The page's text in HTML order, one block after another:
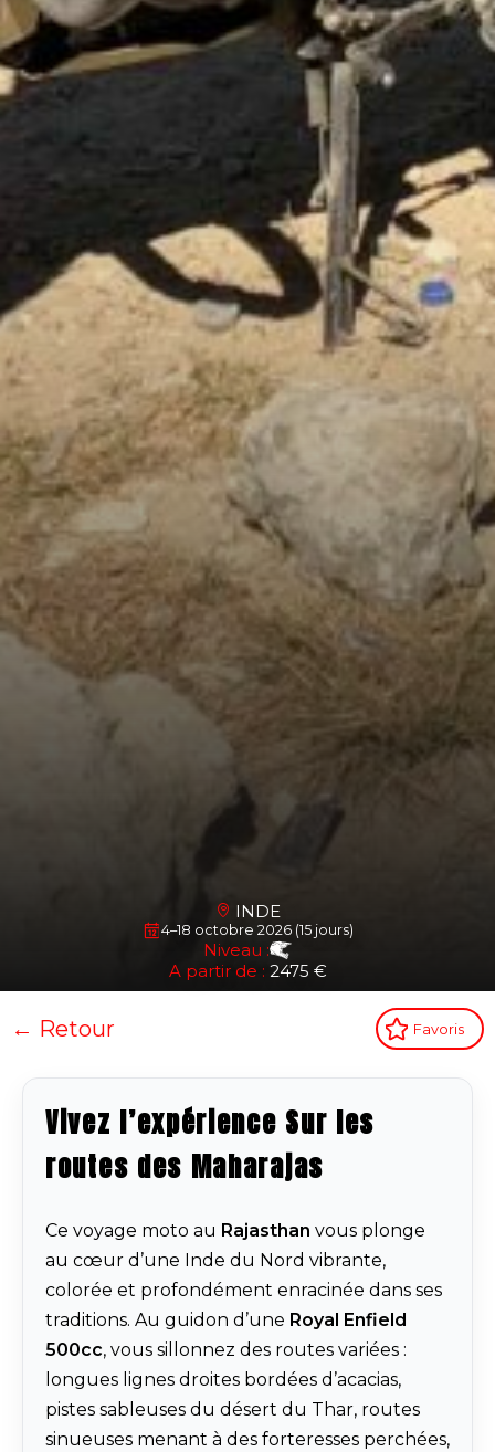
INDE
4–18 octobre 2026 (15 jours)
Niveau :
A partir de : 2475 €
← Retour Favoris
Vivez l’expérience Sur les
routes des Maharajas
Ce voyage moto au Rajasthan vous plonge
au cœur d’une Inde du Nord vibrante,
colorée et profondément enracinée dans ses
traditions. Au guidon d’une Royal Enfield
500cc, vous sillonnez des routes variées :
longues lignes droites bordées d’acacias,
pistes sableuses du désert du Thar, routes
sinueuses menant à des forteresses perchées,